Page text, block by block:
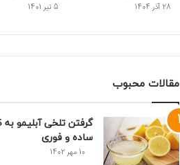
28 آذر 1404 5 تیر 1401
مقالات محبوب
ساده و فوری
10 مهر 1402